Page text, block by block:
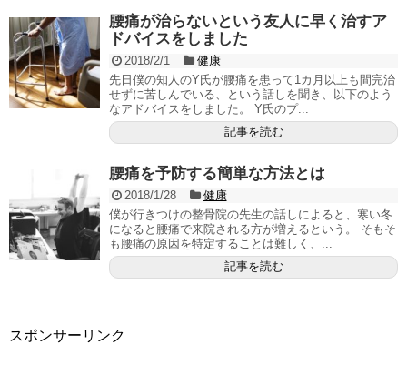
腰痛が治らないという友人に早く治すア
ドバイスをしました
2018/2/1
健康
先日僕の知人のY氏が腰痛を患って1カ月以上も間完治
せずに苦しんでいる、という話しを聞き、以下のよう
なアドバイスをしました。 Y氏のプ...
記事を読む
腰痛を予防する簡単な方法とは
2018/1/28
健康
僕が行きつけの整骨院の先生の話しによると、寒い冬
になると腰痛で来院される方が増えるという。 そもそ
も腰痛の原因を特定することは難しく、...
記事を読む
スポンサーリンク